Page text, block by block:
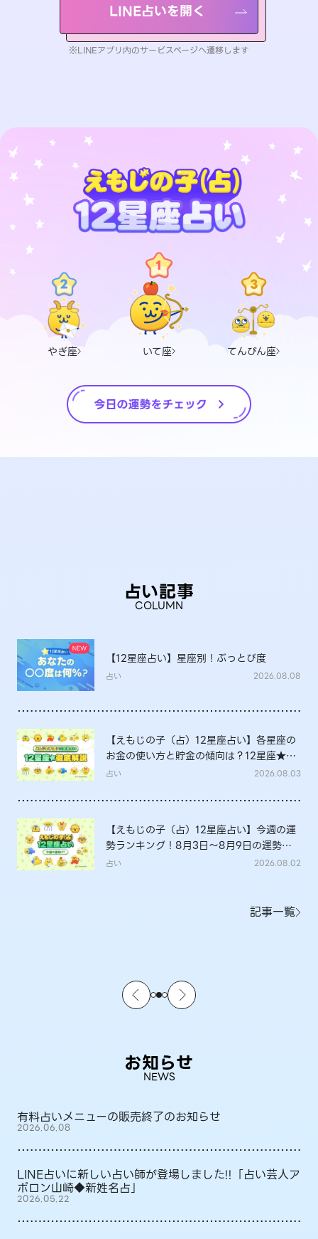
LINE占いを開く
※LINEアプリ内のサービスページへ遷移します
やぎ座 いて座 てんびん座
占い記事
COLUMN
【12星座占い】星座別！ぶっとび度
占い 2026.08.08
【えもじの子（占）12星座占い】各星座の
お金の使い方と貯金の傾向は？12星座★徹
底解説
占い 2026.08.03
【えもじの子（占）12星座占い】今週の運
勢ランキング！8月3日～8月9日の運勢
は？
占い 2026.08.02
記事一覧
お知らせ
NEWS
有料占いメニューの販売終了のお知らせ
2026.06.08
LINE占いに新しい占い師が登場しました!!「占い芸人ア
ポロン山崎◆新姓名占」
2026.05.22